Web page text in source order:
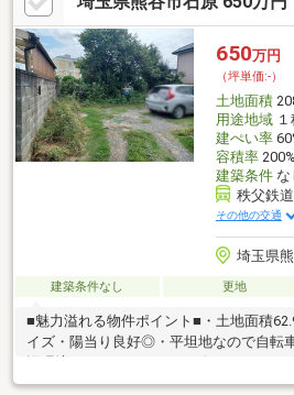
いただく必要があります。■熊谷市宮町1
クセスも良好♪通勤通学にも便利なエリ
歩13分、富士見中学校へは徒歩25分の
分と各種手続きにも便利な距離
650万円
（坪単価:-）
土地面積
用途地域１
建ぺい率
容積率200%
建築条件な
秩父鉄
その他の交通
埼玉県
建築条件なし 更地
■魅力溢れる物件ポイント■・土地面積
イズ・陽当り良好◎・平坦地なので自転
お買い物に行ける気軽さがうれしい♪・